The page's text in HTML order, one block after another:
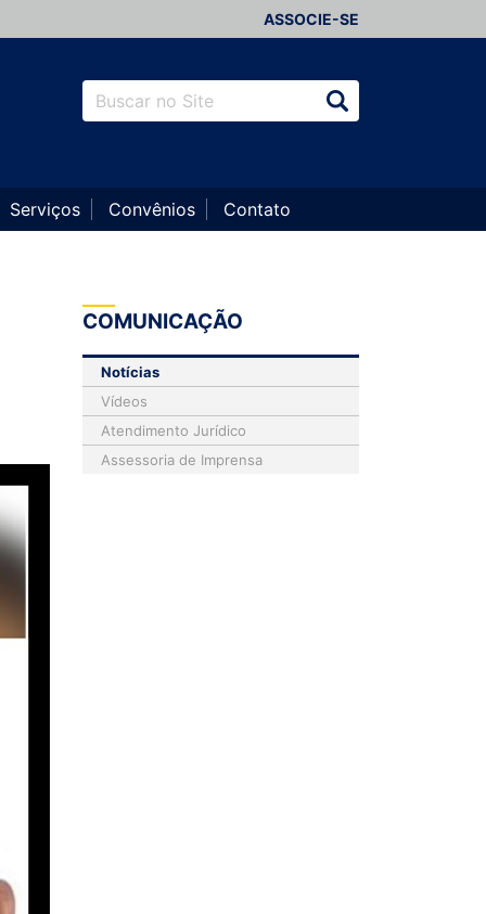
ASSOCIE-SE
Serviços Convênios Contato
COMUNICAÇÃO
Notícias
Vídeos
Atendimento Jurídico
Assessoria de Imprensa